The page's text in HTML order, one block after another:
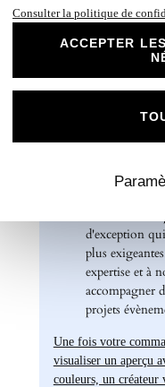
invitations
pour ce papier
marquera
spéciaux.
Supérieur
d'exception
plus
expertise et à
accompagner
projets
Une fois votre
visualiser un aperçu
couleurs, un créateur
Consulter la politique de
ACCEPTER